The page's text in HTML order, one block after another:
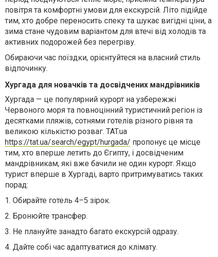
повітря та комфортні умови для екскурсій. Літо підійде
тим, хто добре переносить спеку та шукає вигідні ціни, а
зима стане чудовим варіантом для втечі від холодів та
активних подорожей без перегріву.
Обираючи час поїздки, орієнтуйтеся на власний стиль
відпочинку.
Хургада для новачків та досвідчених мандрівників
Хургада — це популярний курорт на узбережжі
Червоного моря та повноцінний туристичний регіон із
десятками пляжів, сотнями готелів різного рівня та
великою кількістю розваг. TAT.ua
https://tat.ua/search/egypt/hurgada/ пропонує це місце
тим, хто вперше летить до Єгипту, і досвідченим
мандрівникам, які вже бачили не один курорт. Якщо
турист вперше в Хургаді, варто притримуватись таких
порад:
1. Обирайте готель 4–5 зірок.
2. Бронюйте трансфер.
3. Не плануйте занадто багато екскурсій одразу.
4. Дайте собі час адаптуватися до клімату.